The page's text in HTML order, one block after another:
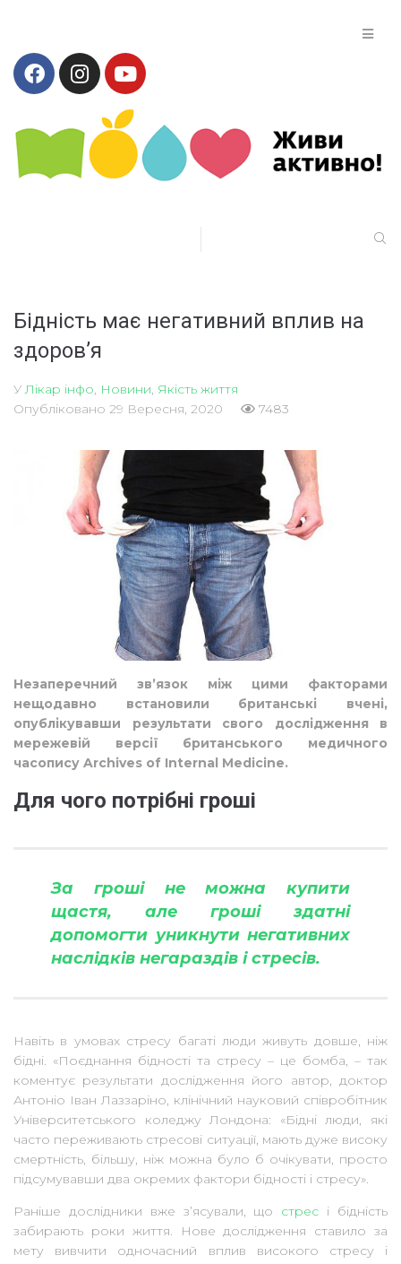
Бідність має негативний вплив на
здоров’я
У Лікар інфо Новини Якість життя
Опубліковано 29 Вересня, 2020 7483
Незаперечний зв’язок між цими факторами
нещодавно встановили британські вчені,
опублікувавши результати свого дослідження в
мережевій версії британського медичного
часопису Archives of Internal Medicine.
Для чого потрібні гроші
За гроші не можна купити
щастя, але гроші здатні
допомогти уникнути негативних
наслідків негараздів і стресів.
Навіть в умовах стресу багаті люди живуть довше, ніж
бідні. «Поєднання бідності та стресу – це бомба, – так
коментує результати дослідження його автор, доктор
Антоніо Іван Лаззаріно, клінічний науковий співробітник
Університетського коледжу Лондона: «Бідні люди, які
часто переживають стресові ситуації, мають дуже високу
смертність, більшу, ніж можна було б очікувати, просто
підсумувавши два окремих фактори бідності і стресу».
Раніше дослідники вже з’ясували, що стрес і бідність
забирають роки життя. Нове дослідження ставило за
мету вивчити одночасний вплив високого стресу і